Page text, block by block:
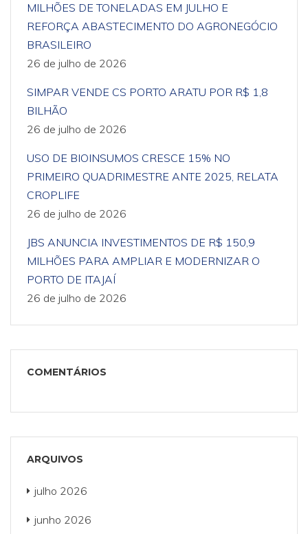
MILHÕES DE TONELADAS EM JULHO E
REFORÇA ABASTECIMENTO DO AGRONEGÓCIO
BRASILEIRO
26 de julho de 2026
SIMPAR VENDE CS PORTO ARATU POR R$ 1,8
BILHÃO
26 de julho de 2026
USO DE BIOINSUMOS CRESCE 15% NO
PRIMEIRO QUADRIMESTRE ANTE 2025, RELATA
CROPLIFE
26 de julho de 2026
JBS ANUNCIA INVESTIMENTOS DE R$ 150,9
MILHÕES PARA AMPLIAR E MODERNIZAR O
PORTO DE ITAJAÍ
26 de julho de 2026
COMENTÁRIOS
ARQUIVOS
julho 2026
junho 2026